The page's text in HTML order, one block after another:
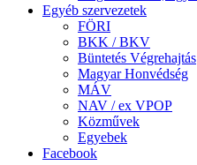
Egyéb szervezetek
FÖRI
BKK / BKV
Büntetés Végrehajtás
Magyar Honvédség
MÁV
NAV / ex VPOP
Közművek
Egyebek
Facebook